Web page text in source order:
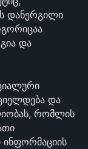
დანერგილი
და
და
რომლის